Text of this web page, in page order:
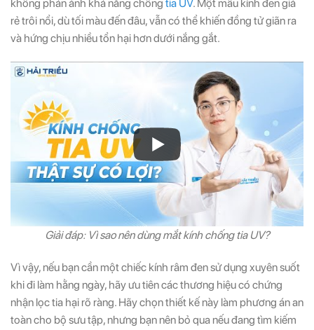
không phản ánh khả năng chống tia UV. Một mẫu kính đen giá
rẻ trôi nổi, dù tối màu đến đâu, vẫn có thể khiến đồng tử giãn ra
và hứng chịu nhiều tổn hại hơn dưới nắng gắt.
Giải đáp: Vì sao nên dùng mắt kính chống tia UV?
Vì vậy, nếu bạn cần một chiếc kính râm đen sử dụng xuyên suốt
khi đi làm hằng ngày, hãy ưu tiên các thương hiệu có chứng
nhận lọc tia hại rõ ràng. Hãy chọn thiết kế này làm phương án an
toàn cho bộ sưu tập, nhưng bạn nên bỏ qua nếu đang tìm kiếm